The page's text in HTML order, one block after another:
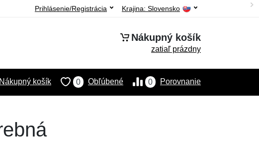
Krajina: Slovensko
Prihlásenie/Registrácia
Nákupný košík
zatiaľ prázdny
0 Porovnanie
0 Obľúbené
Nákupný košík